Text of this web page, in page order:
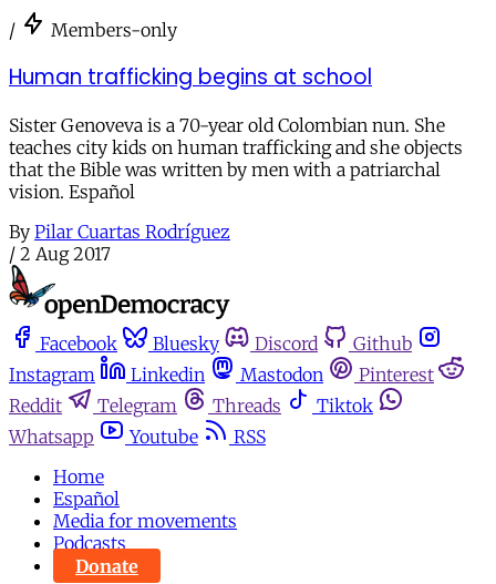
/ Members-only
Human trafficking begins at school
Sister Genoveva is a 70-year old Colombian nun. She
teaches city kids on human trafficking and she objects
that the Bible was written by men with a patriarchal
vision. Español
By Pilar Cuartas Rodríguez
/ 2 Aug 2017
Facebook Bluesky Discord
Github
Instagram
Linkedin Mastodon
Pinterest
Reddit
Telegram Threads
Tiktok
Whatsapp
Youtube
RSS
Home
Español
Media for movements
Podcasts
Donate